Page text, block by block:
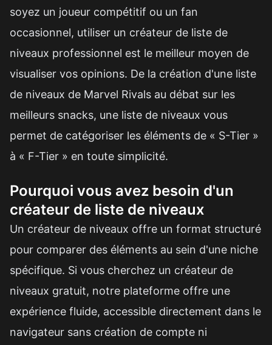
soyez un joueur compétitif ou un fan
occasionnel, utiliser un créateur de liste de
niveaux professionnel est le meilleur moyen de
visualiser vos opinions. De la création d'une liste
de niveaux de Marvel Rivals au débat sur les
meilleurs snacks, une liste de niveaux vous
permet de catégoriser les éléments de « S-Tier »
à « F-Tier » en toute simplicité.
Pourquoi vous avez besoin d'un
créateur de liste de niveaux
Un créateur de niveaux offre un format structuré
pour comparer des éléments au sein d'une niche
spécifique. Si vous cherchez un créateur de
niveaux gratuit, notre plateforme offre une
expérience fluide, accessible directement dans le
navigateur sans création de compte ni